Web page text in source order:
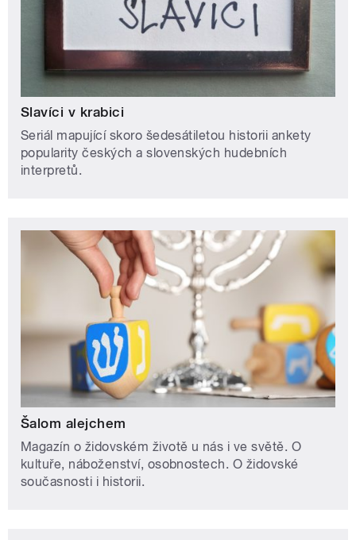
Slavíci v krabici
Seriál mapující skoro šedesátiletou historii ankety
popularity českých a slovenských hudebních
interpretů.
Šalom alejchem
Magazín o židovském životě u nás i ve světě. O
kultuře, náboženství, osobnostech. O židovské
současnosti i historii.